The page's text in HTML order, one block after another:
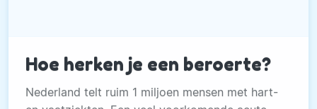
Hoe herken je een beroerte?
Nederland telt ruim 1 miljoen mensen met hart-